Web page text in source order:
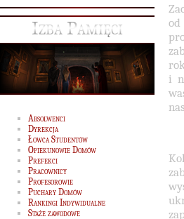
Izba Pamięci
Absolwenci
Dyrekcja
Łowca Studentów
Opiekunowie Domów
Prefekci
Pracownicy
Profesorowie
Puchary Domów
Rankingi Indywidualne
Staże zawodowe
i